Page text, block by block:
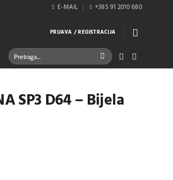
E-MAIL +385 91 2010 680
PRIJAVA / REGISTRACIJA
Pretraži:
SP3 D64 – Bijela